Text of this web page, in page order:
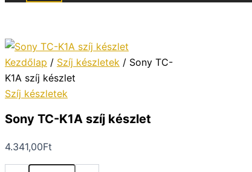
Kezdőlap / Szíj készletek / Sony TC-
K1A szíj készlet
Szíj készletek
Sony TC-K1A szíj készlet
4.341,00Ft